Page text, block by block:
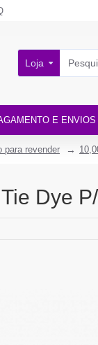
Loja
E ENVIOS
para revender
Dye